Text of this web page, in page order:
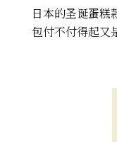
日本的圣诞蛋糕
包付不付得起又